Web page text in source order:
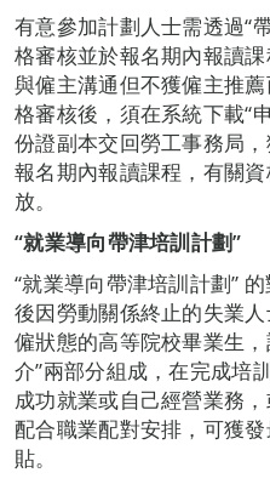
有意參加計劃人士需透過“
格審核並於報名期內報讀
與僱主溝通但不獲僱主推
格審核後，須在系統下載“
份證副本交回勞工事務局
報名期內報讀課程，有關
放。
“就業導向帶津培訓計劃”
“就業導向帶津培訓計劃”
後因勞動關係終止的失業
僱狀態的高等院校畢業生
介”兩部分組成，在完成培
成功就業或自己經營業務
配合職業配對安排，可獲
貼。